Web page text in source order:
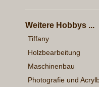
Weitere Hobbys ...
Tiffany
Holzbearbeitung
Maschinenbau
Photografie und